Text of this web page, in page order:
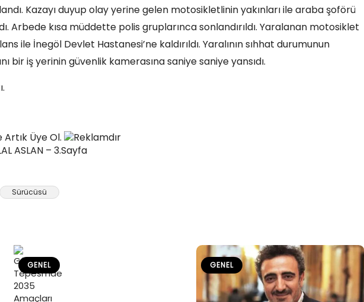
Kazayı duyup olay yerine gelen motosikletlinin yakınları ile araba şoförü
Arbede kısa müddette polis gruplarınca sonlandırıldı. Yaralanan motosiklet
ile İnegöl Devlet Hastanesi’ne kaldırıldı. Yaralının sıhhat durumunun
bir iş yerinin güvenlik kamerasına saniye saniye yansıdı.
Artık Üye Ol.
Reklamdır
ASLAN – 3.Sayfa
Sürücüsü
GENEL GENEL